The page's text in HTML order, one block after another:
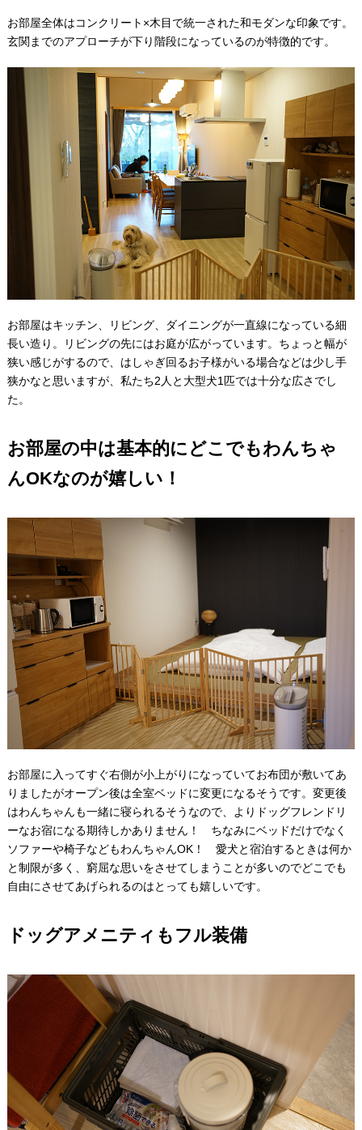
お部屋全体はコンクリート×木目で統一された和モダンな印象です。
玄関までのアプローチが下り階段になっているのが特徴的です。
お部屋はキッチン、リビング、ダイニングが一直線になっている細
長い造り。リビングの先にはお庭が広がっています。ちょっと幅が
狭い感じがするので、はしゃぎ回るお子様がいる場合などは少し手
狭かなと思いますが、私たち2人と大型犬1匹では十分な広さでし
た。
お部屋の中は基本的にどこでもわんちゃ
んOKなのが嬉しい！
お部屋に入ってすぐ右側が小上がりになっていてお布団が敷いてあ
りましたがオープン後は全室ベッドに変更になるそうです。変更後
はわんちゃんも一緒に寝られるそうなので、よりドッグフレンドリ
ーなお宿になる期待しかありません！ ちなみにベッドだけでなく
ソファーや椅子などもわんちゃんOK！ 愛犬と宿泊するときは何か
と制限が多く、窮屈な思いをさせてしまうことが多いのでどこでも
自由にさせてあげられるのはとっても嬉しいです。
ドッグアメニティもフル装備